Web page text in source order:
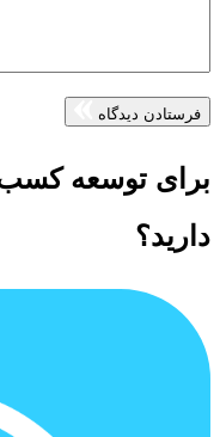
فرستادن دیدگاه
برای توسعه کسب
دارید؟